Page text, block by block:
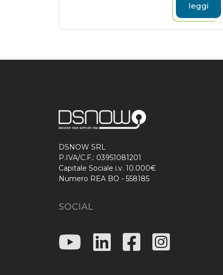
leggi
DSNOW SRL
P.IVA/C.F.: 03951081201
Capitale Sociale i.v. 10.000€
Numero REA BO - 558185
SOCIAL